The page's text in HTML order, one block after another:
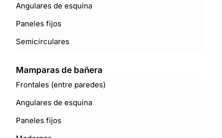
Angulares de esquina
Paneles fijos
Semicirculares
Mamparas de bañera
Frontales (entre paredes)
Angulares de esquina
Paneles fijos